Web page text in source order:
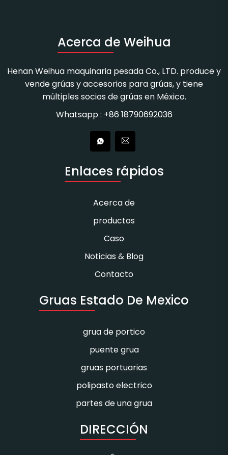
Acerca de Weihua
Henan Weihua maquinaria pesada Co., LTD. produce y
vende grúas y accesorios para grúas, y tiene
múltiples socios de grúas en México.
Whatsapp : +86 18790692036
Enlaces rápidos
Acerca de
productos
Caso
Noticias & Blog
Contacto
Gruas Estado De Mexico
grua de portico
puente grua
gruas portuarias
polipasto electrico
partes de una grua
DIRECCIÓN